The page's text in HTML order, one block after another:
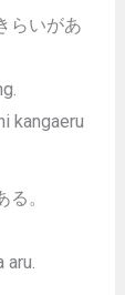
らいがあ
kangaeru
。
aru.